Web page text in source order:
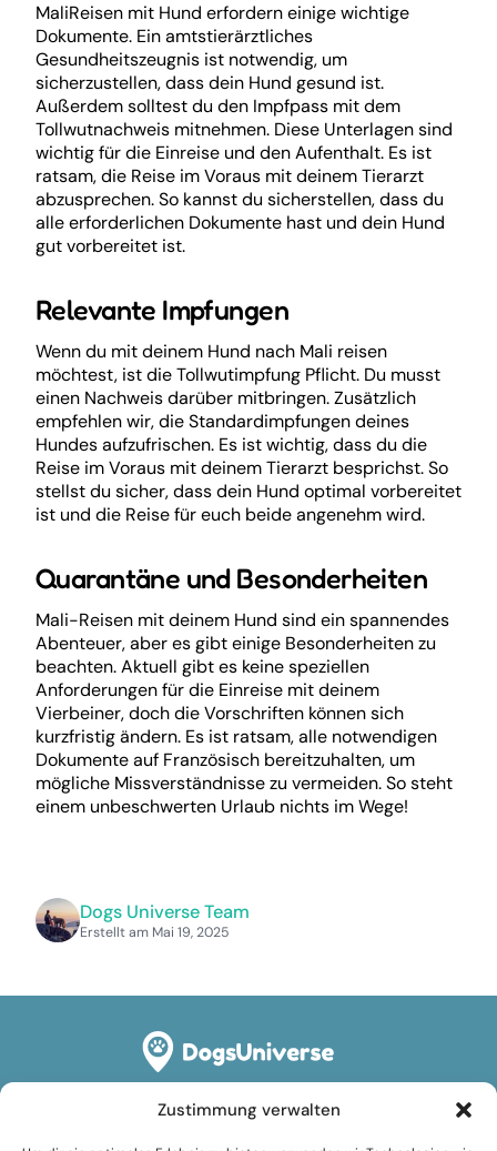
Zustimmung verwalten
Dogs Universe Team
Erstellt am Mai 19, 2025
MaliReisen mit Hund erfordern einige wichtige
Dokumente. Ein amtstierärztliches
Gesundheitszeugnis ist notwendig, um
sicherzustellen, dass dein Hund gesund ist.
Außerdem solltest du den Impfpass mit dem
Tollwutnachweis mitnehmen. Diese Unterlagen sind
wichtig für die Einreise und den Aufenthalt. Es ist
ratsam, die Reise im Voraus mit deinem Tierarzt
abzusprechen. So kannst du sicherstellen, dass du
alle erforderlichen Dokumente hast und dein Hund
gut vorbereitet ist.
Relevante Impfungen
Wenn du mit deinem Hund nach Mali reisen
möchtest, ist die Tollwutimpfung Pflicht. Du musst
einen Nachweis darüber mitbringen. Zusätzlich
empfehlen wir, die Standardimpfungen deines
Hundes aufzufrischen. Es ist wichtig, dass du die
Reise im Voraus mit deinem Tierarzt besprichst. So
stellst du sicher, dass dein Hund optimal vorbereitet
ist und die Reise für euch beide angenehm wird.
Quarantäne und Besonderheiten
Mali-Reisen mit deinem Hund sind ein spannendes
Abenteuer, aber es gibt einige Besonderheiten zu
beachten. Aktuell gibt es keine speziellen
Anforderungen für die Einreise mit deinem
Vierbeiner, doch die Vorschriften können sich
kurzfristig ändern. Es ist ratsam, alle notwendigen
Dokumente auf Französisch bereitzuhalten, um
mögliche Missverständnisse zu vermeiden. So steht
einem unbeschwerten Urlaub nichts im Wege!